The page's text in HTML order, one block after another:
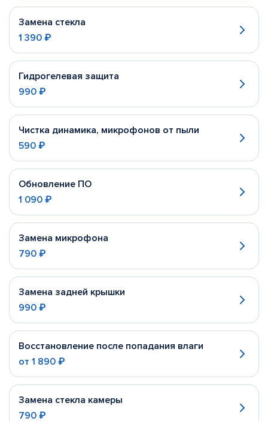
Замена стекла
1 390 ₽
Гидрогелевая защита
990 ₽
Чистка динамика, микрофонов от пыли
590 ₽
Обновление ПО
1 090 ₽
Замена микрофона
790 ₽
Замена задней крышки
990 ₽
Восстановление после попадания влаги
от 1 890 ₽
Замена стекла камеры
790 ₽